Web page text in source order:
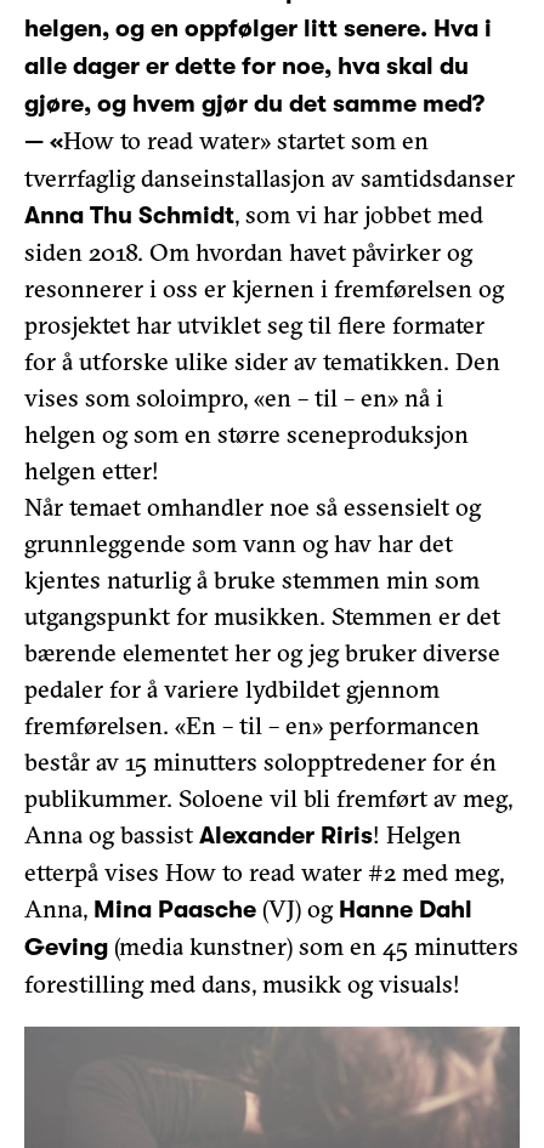
helgen, og en oppfølger litt senere. Hva i
alle dager er dette for noe, hva skal du
gjøre, og hvem gjør du det samme med?
— «How to read water» startet som en
tverrfaglig danseinstallasjon av samtidsdanser
Anna Thu Schmidt, som vi har jobbet med
siden 2018. Om hvordan havet påvirker og
resonnerer i oss er kjernen i fremførelsen og
prosjektet har utviklet seg til flere formater
for å utforske ulike sider av tematikken. Den
vises som soloimpro, «en – til – en» nå i
helgen og som en større sceneproduksjon
helgen etter!
Når temaet omhandler noe så essensielt og
grunnleggende som vann og hav har det
kjentes naturlig å bruke stemmen min som
utgangspunkt for musikken. Stemmen er det
bærende elementet her og jeg bruker diverse
pedaler for å variere lydbildet gjennom
fremførelsen. «En – til – en» performancen
består av 15 minutters solopptredener for én
publikummer. Soloene vil bli fremført av meg,
Anna og bassist Alexander Riris! Helgen
etterpå vises How to read water #2 med meg,
Anna, Mina Paasche (VJ) og Hanne Dahl
Geving (media kunstner) som en 45 minutters
forestilling med dans, musikk og visuals!